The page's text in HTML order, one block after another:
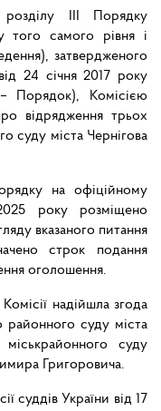
III Порядку
того самого рівня і
затвердженого
24 січня 2017 року
Порядок), Комісією
відрядження трьох
суду міста Чернігова
на офіційному
року розміщено
вказаного питання
строк подання
оголошення.
надійшла згода
районного суду міста
суду
Григоровича.
суддів України від 17